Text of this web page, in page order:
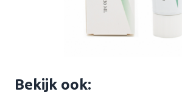
Bekijk ook: